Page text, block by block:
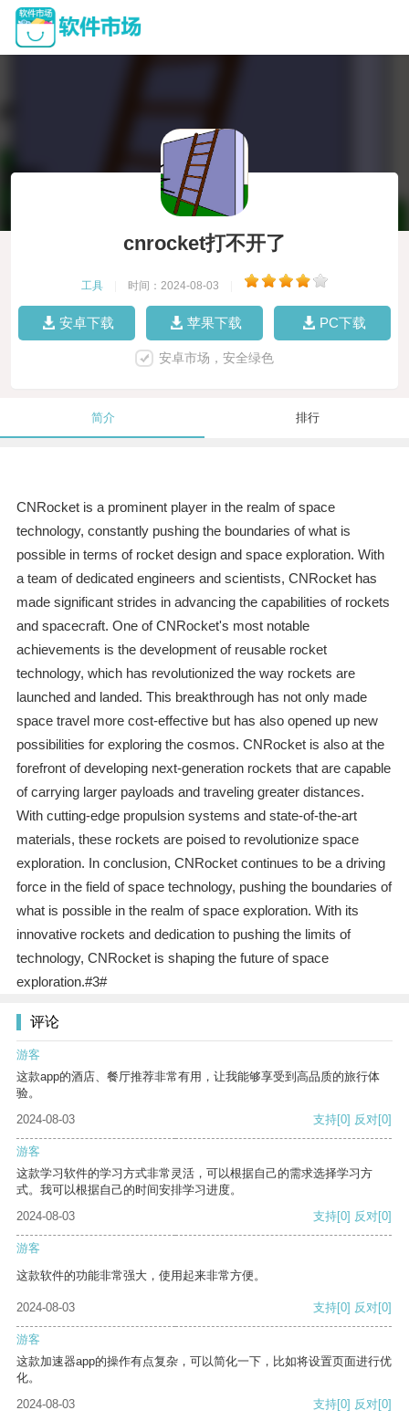
cnrocket打不开了
工具 时间：2024-08-03
安卓下载 苹果下载 PC下载
安卓市场，安全绿色
简介 排行
CNRocket is a prominent player in the realm of space
technology, constantly pushing the boundaries of what is
possible in terms of rocket design and space exploration. With
a team of dedicated engineers and scientists, CNRocket has
made significant strides in advancing the capabilities of rockets
and spacecraft. One of CNRocket's most notable
achievements is the development of reusable rocket
technology, which has revolutionized the way rockets are
launched and landed. This breakthrough has not only made
space travel more cost-effective but has also opened up new
possibilities for exploring the cosmos. CNRocket is also at the
forefront of developing next-generation rockets that are capable
of carrying larger payloads and traveling greater distances.
With cutting-edge propulsion systems and state-of-the-art
materials, these rockets are poised to revolutionize space
exploration. In conclusion, CNRocket continues to be a driving
force in the field of space technology, pushing the boundaries of
what is possible in the realm of space exploration. With its
innovative rockets and dedication to pushing the limits of
technology, CNRocket is shaping the future of space
exploration.#3#
评论
游客
这款app的酒店、餐厅推荐非常有用，让我能够享受到高品质的旅行体
验。
2024-08-03
支持[0] 反对[0]
游客
这款学习软件的学习方式非常灵活，可以根据自己的需求选择学习方
式。我可以根据自己的时间安排学习进度。
2024-08-03
支持[0] 反对[0]
游客
这款软件的功能非常强大，使用起来非常方便。
2024-08-03 支持[0] 反对[0]
游客
这款加速器app的操作有点复杂，可以简化一下，比如将设置页面进行优
化。
2024-08-03
支持[0] 反对[0]